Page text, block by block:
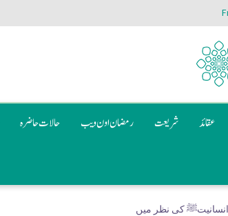
عقائد شریعت رمضان اون ويب حالات حاضرہ
انسانیتﷺ كی نظر ميں